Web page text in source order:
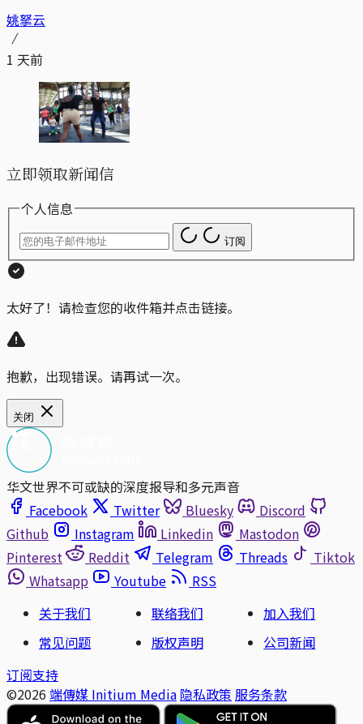
姚拏云
1 天前
立即领取新闻信
个人信息
订阅
太好了！请检查您的收件箱并点击链接。
抱歉，出现错误。请再试一次。
关闭
华文世界不可或缺的深度报导和多元声音
Facebook
Twitter Bluesky
Discord
Github
Instagram Linkedin
Mastodon
Pinterest
Reddit Telegram Threads
Tiktok
Whatsapp
Youtube
RSS
关于我们
联络我们
加入我们
常见问题
版权声明
公司新闻
订阅支持
©2026 端傳媒 Initium Media 隐私政策 服务条款